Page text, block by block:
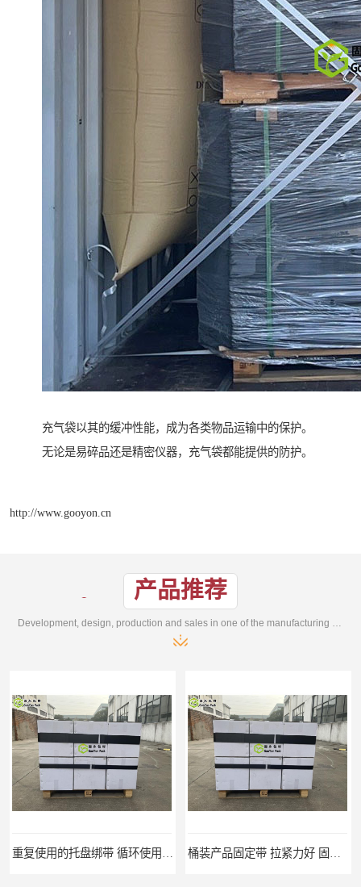
充气袋以其的缓冲性能，成为各类物品运输中的保护。
无论是易碎品还是精密仪器，充气袋都能提供的防护。
http://www.gooyon.cn
产品推荐